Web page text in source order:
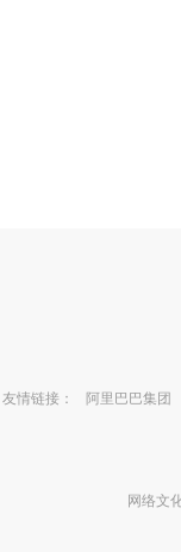
友情链接： 阿里巴巴集团
网络文